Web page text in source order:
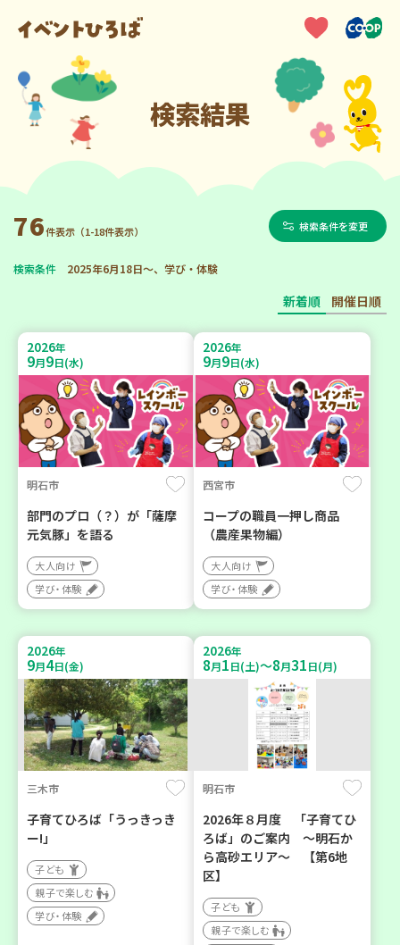
検索結果
76件表示（1-18件表示） 検索条件を変更
検索条件 2025年6月18日～、学び・体験
新着順 開催日順
2026年
9月9日(水)
明石市
部門のプロ（？）が「薩摩
元気豚」を語る
大人向け
学び・体験
2026年
9月9日(水)
西宮市
コープの職員一押し商品
（農産果物編）
大人向け
学び・体験
2026年
9月4日(金)
三木市
子育てひろば「うっきっき
ー!」
子ども
親子で楽しむ
学び・体験
2026年
8月1日(土)～8月31日(月)
明石市
2026年８月度 「子育てひ
ろば」のご案内 ～明石か
ら高砂エリア～ 【第6地
区】
子ども
親子で楽しむ